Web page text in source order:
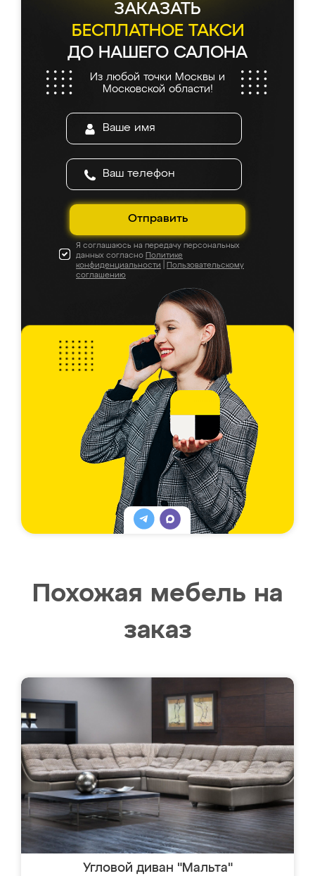
ЗАКАЗАТЬ
БЕСПЛАТНОЕ ТАКСИ
ДО НАШЕГО САЛОНА
Из любой точки Москвы и
Московской области!
Отправить
Я соглашаюсь на передачу персональных
данных согласно Политике
конфиденциальности
Пользовательскому
соглашению
Похожая мебель на
заказ
Угловой диван "Мальта"